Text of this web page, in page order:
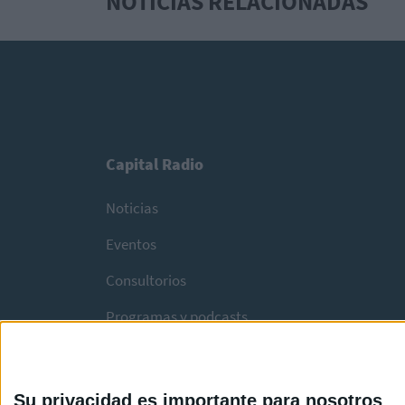
Su privacidad es importante para nosotros
Capital Radio
Noticias
Eventos
Consultorios
Programas y podcasts